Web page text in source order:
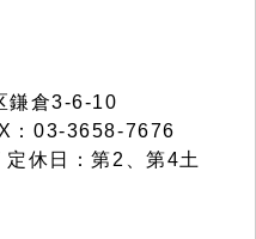
鎌倉3-6-10
：03-3658-7676
休日：第2、第4土